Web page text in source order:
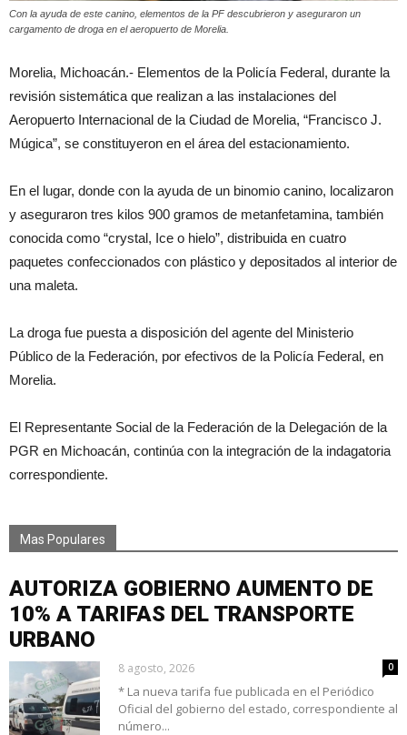
Con la ayuda de este canino, elementos de la PF descubrieron y aseguraron un
cargamento de droga en el aeropuerto de Morelia.
Morelia, Michoacán.- Elementos de la Policía Federal, durante la
revisión sistemática que realizan a las instalaciones del
Aeropuerto Internacional de la Ciudad de Morelia, “Francisco J.
Múgica”, se constituyeron en el área del estacionamiento.
En el lugar, donde con la ayuda de un binomio canino, localizaron
y aseguraron tres kilos 900 gramos de metanfetamina, también
conocida como “crystal, Ice o hielo”, distribuida en cuatro
paquetes confeccionados con plástico y depositados al interior de
una maleta.
La droga fue puesta a disposición del agente del Ministerio
Público de la Federación, por efectivos de la Policía Federal, en
Morelia.
El Representante Social de la Federación de la Delegación de la
PGR en Michoacán, continúa con la integración de la indagatoria
correspondiente.
Mas Populares
AUTORIZA GOBIERNO AUMENTO DE
10% A TARIFAS DEL TRANSPORTE
URBANO
8 agosto, 2026 0
* La nueva tarifa fue publicada en el Periódico
Oficial del gobierno del estado, correspondiente al
número...